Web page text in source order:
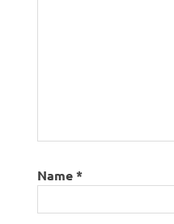
Name*